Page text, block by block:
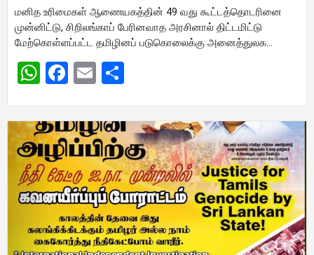
மனித உரிமைகள் ஆணையகத்தின் 49 வது கூட்டத்தொடரினை
முன்னிட்டு, சிறிலங்காப் பேரினவாத அரசினால் திட்டமிட்டு
மேற்கொள்ளப்பட்ட தமிழினப் படுகொலைக்கு அனைத்துலக…
WhatsApp
Facebook
Email